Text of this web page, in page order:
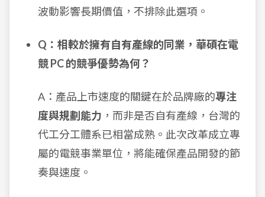
波動影響長期價值，不排除此選項。
Q：相較於擁有自有產線的同業，華碩在電
競 PC 的競爭優勢為何？
A：產品上市速度的關鍵在於品牌廠的專注
度與規劃能力 ，而非是否自有產線，台灣的
代工分工體系已相當成熟。此次改革成立專
屬的電競事業單位，將能確保產品開發的節
奏與速度。